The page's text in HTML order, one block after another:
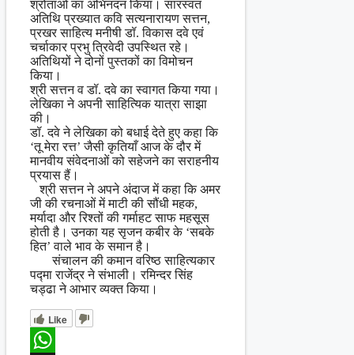
श्रोताओं का अभिनंदन किया। सारस्वत
अतिथि प्रख्यात कवि सत्यनारायण सत्तन,
प्रखर साहित्य मनीषी डॉ. विकास दवे एवं
चर्चाकार प्रभु त्रिवेदी उपस्थित रहे।
अतिथियों ने दोनों पुस्तकों का विमोचन
किया।
श्री सत्तन व डॉ. दवे का स्वागत किया गया।
​​लेखिका ने अपनी साहित्यिक यात्रा साझा
की।
डॉ. दवे ने लेखिका को बधाई देते हुए कहा कि
‘तू मेरा रत्त’ जैसी कृतियाँ आज के दौर में
मानवीय संवेदनाओं को सहेजने का सराहनीय
प्रयास हैं।
श्री सत्तन ने अपने अंदाज में कहा कि अमर
जी की रचनाओं में माटी की सौंधी महक,
मर्यादा और रिश्तों की गर्माहट साफ महसूस
होती है। उनका यह सृजन कबीर के ‘सबके
हित’ वाले भाव के समान है।
संचालन की कमान वरिष्ठ साहित्यकार
पद्मा राजेंद्र ने संभाली। रमिन्दर सिंह
चड्ढा ने आभार व्यक्त किया।
Like